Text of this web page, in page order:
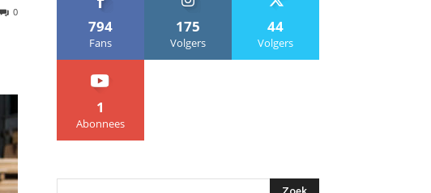
0
794
Fans
175
Volgers
44
Volgers
1
Abonnees